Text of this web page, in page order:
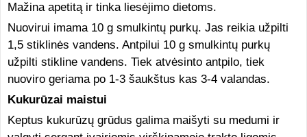
Mažina apetitą ir tinka liesėjimo dietoms.
Nuovirui imama 10 g smulkintų purkų. Jas reikia užpilti
1,5 stiklinės vandens. Antpilui 10 g smulkintų purkų
užpilti stikline vandens. Tiek atvėsinto antpilo, tiek
nuoviro geriama po 1-3 šaukštus kas 3-4 valandas.
Kukurūzai maistui
Keptus kukurūzų grūdus galima maišyti su medumi ir